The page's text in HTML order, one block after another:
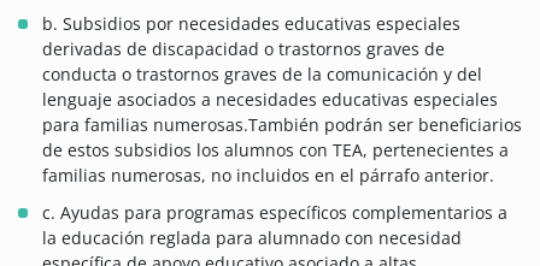
b. Subsidios por necesidades educativas especiales
derivadas de discapacidad o trastornos graves de
conducta o trastornos graves de la comunicación y del
lenguaje asociados a necesidades educativas especiales
para familias numerosas.También podrán ser beneficiarios
de estos subsidios los alumnos con TEA, pertenecientes a
familias numerosas, no incluidos en el párrafo anterior.
c. Ayudas para programas específicos complementarios a
la educación reglada para alumnado con necesidad